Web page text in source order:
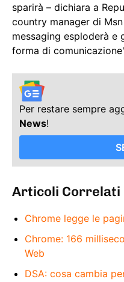
sparirà – dichiara a
country manager di
messaging esploderà e
forma di
Per restare sempre
News!
Articoli Correlati
Chrome legge le
Chrome: 166
Web
DSA: cosa cambia